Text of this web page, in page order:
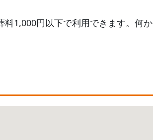
1,000円以下で利用できます。何か